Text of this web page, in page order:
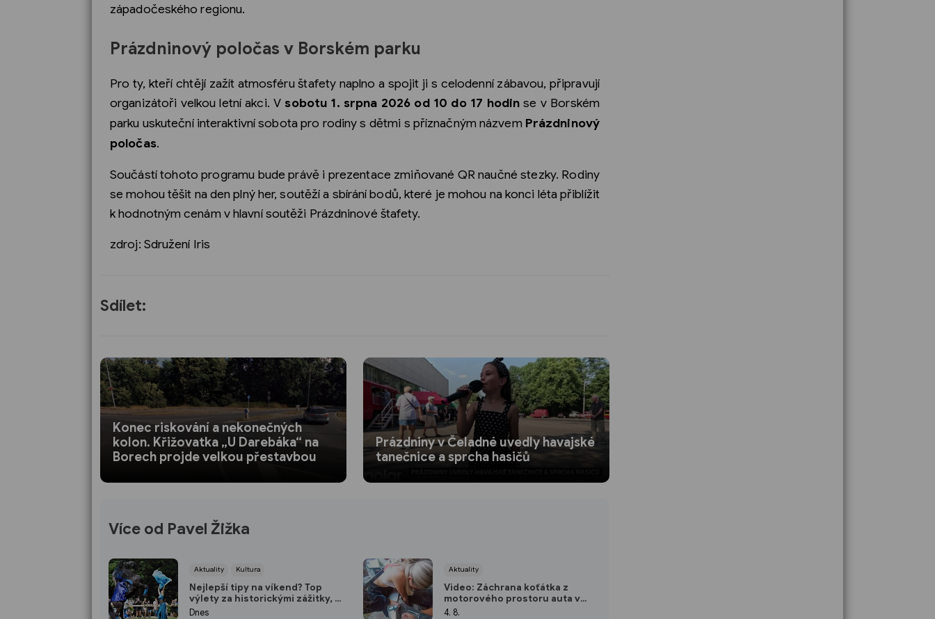
západočeského regionu.
Prázdninový poločas v Borském parku
Pro ty, kteří chtějí zažít atmosféru štafety naplno a spojit ji s celodenní zábavou, připravují
organizátoři velkou letní akci. V sobotu 1. srpna 2026 od 10 do 17 hodin se v Borském
parku uskuteční interaktivní sobota pro rodiny s dětmi s příznačným názvem Prázdninový
poločas.
Součástí tohoto programu bude právě i prezentace zmiňované QR naučné stezky. Rodiny
se mohou těšit na den plný her, soutěží a sbírání bodů, které je mohou na konci léta přiblížit
k hodnotným cenám v hlavní soutěži Prázdninové štafety.
zdroj: Sdružení Iris
Sdílet:
Konec riskování a nekonečných
kolon. Křižovatka „U Darebáka“ na
Borech projde velkou přestavbou
Prázdniny v Čeladné uvedly havajské
tanečnice a sprcha hasičů
Více od Pavel Žižka
Aktuality Kultura
Nejlepší tipy na víkend? Top
výlety za historickými zážitky, za
přírodou i za kulturou
Dnes
Aktuality
Video: Záchrana koťátka z
motorového prostoru auta v
Plzni
4. 8.